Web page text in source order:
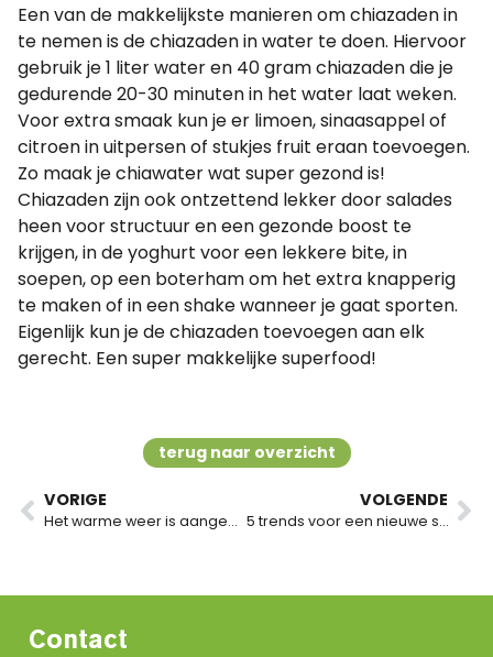
Een van de makkelijkste manieren om chiazaden in
te nemen is de chiazaden in water te doen. Hiervoor
gebruik je 1 liter water en 40 gram chiazaden die je
gedurende 20-30 minuten in het water laat weken.
Voor extra smaak kun je er limoen, sinaasappel of
citroen in uitpersen of stukjes fruit eraan toevoegen.
Zo maak je chiawater wat super gezond is!
Chiazaden zijn ook ontzettend lekker door salades
heen voor structuur en een gezonde boost te
krijgen, in de yoghurt voor een lekkere bite, in
soepen, op een boterham om het extra knapperig
te maken of in een shake wanneer je gaat sporten.
Eigenlijk kun je de chiazaden toevoegen aan elk
gerecht. Een super makkelijke superfood!
terug naar overzicht
VORIGE
Het warme weer is aangebroken en dat betekent: Fruitwater!
VOLGENDE
5 trends voor een nieuwe smaakervaring op kantoor
Contact